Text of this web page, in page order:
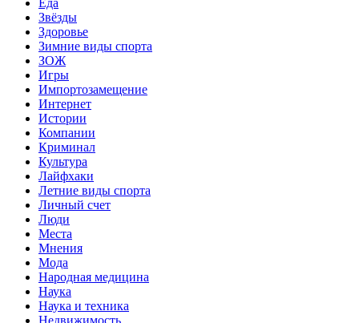
Звёзды
Здоровье
Зимние виды спорта
ЗОЖ
Игры
Импортозамещение
Интернет
Истории
Компании
Криминал
Культура
Лайфхаки
Летние виды спорта
Личный счет
Люди
Места
Мнения
Мода
Народная медицина
Наука
Наука и техника
Недвижимость